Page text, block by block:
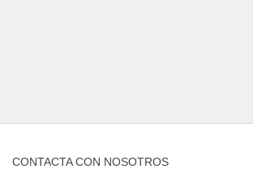
CONTACTA CON NOSOTROS